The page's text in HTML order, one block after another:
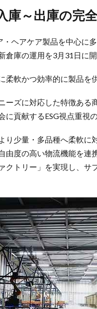
庫～出庫の完
ヘアケア製品を中心に
倉庫の運用を3月31日に開
柔軟かつ効率的に製品を
ーズに対応した特徴あ
貢献するESG視点重視
り少量・多品種へ柔軟
由度の高い物流機能を連
クトリー」を実現し、